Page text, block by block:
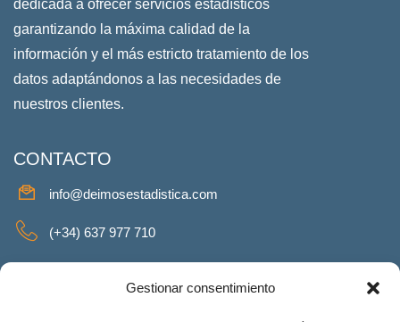
Gestionar consentimiento
dedicada a ofrecer servicios estadísticos
garantizando la máxima calidad de la
información y el más estricto tratamiento de los
datos adaptándonos a las necesidades de
nuestros clientes.
CONTACTO
info@deimosestadistica.com
(+34) 637 977 710